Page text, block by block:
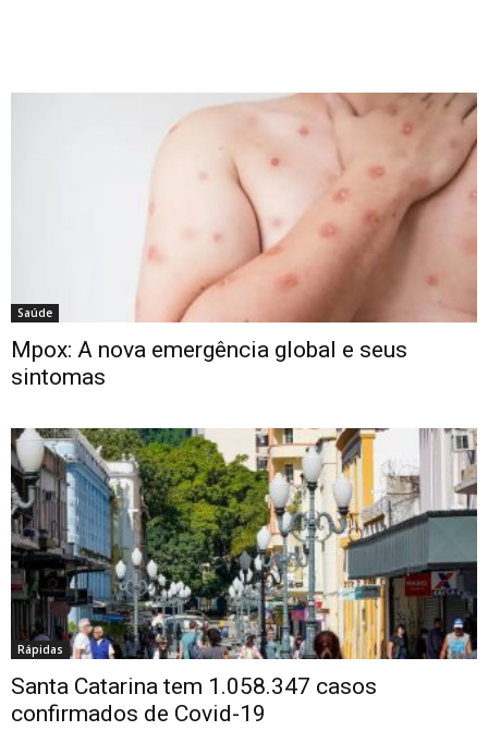
Saúde
Mpox: A nova emergência global e seus
sintomas
Rápidas
Santa Catarina tem 1.058.347 casos
confirmados de Covid-19